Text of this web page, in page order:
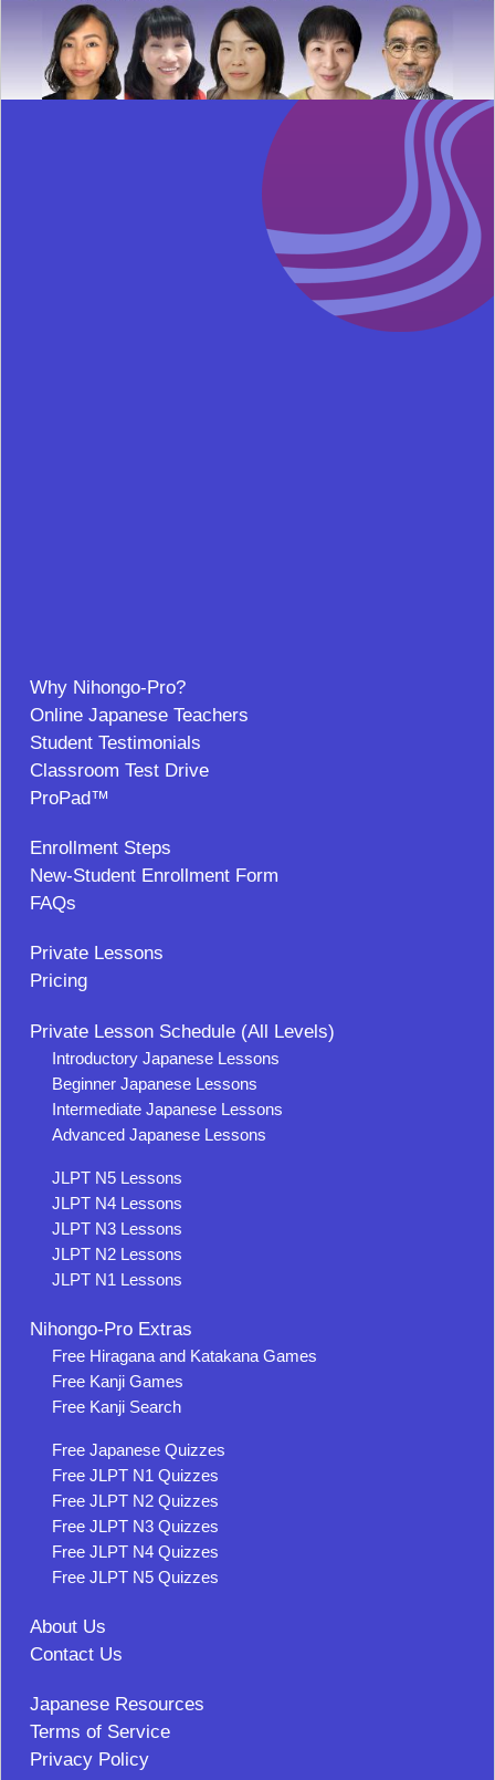
Why Nihongo-Pro?
Online Japanese Teachers
Student Testimonials
Classroom Test Drive
ProPad™
Enrollment Steps
New-Student Enrollment Form
FAQs
Private Lessons
Pricing
Private Lesson Schedule (All Levels)
Introductory Japanese Lessons
Beginner Japanese Lessons
Intermediate Japanese Lessons
Advanced Japanese Lessons
JLPT N5 Lessons
JLPT N4 Lessons
JLPT N3 Lessons
JLPT N2 Lessons
JLPT N1 Lessons
Nihongo-Pro Extras
Free Hiragana and Katakana Games
Free Kanji Games
Free Kanji Search
Free Japanese Quizzes
Free JLPT N1 Quizzes
Free JLPT N2 Quizzes
Free JLPT N3 Quizzes
Free JLPT N4 Quizzes
Free JLPT N5 Quizzes
About Us
Contact Us
Japanese Resources
Terms of Service
Privacy Policy